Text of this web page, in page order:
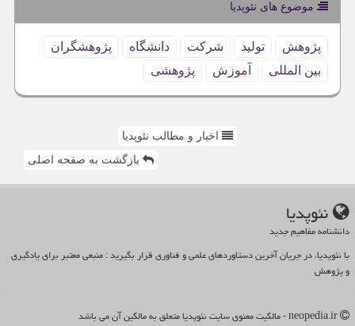
موضوع های نئوپدیا
پژوهش تولید شركت دانشگاه
پژوهشگران
بین المللی
آموزش پژوهشی
اخبار و مطالب نئوپدیا
بازگشت به صفحه اصلی
نئوپدیا
دانشنامه مفاهیم جدید
با نئوپدیا، در جریان آخرین دستاوردهای علمی و فناوری قرار بگیرید : منبعی معتبر برای یادگیری
و پژوهش